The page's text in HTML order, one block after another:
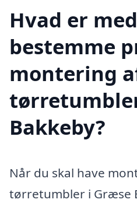
Hvad er
bestemme
montering
Bakkeby?
Når du skal have
tørretumbler i Græse